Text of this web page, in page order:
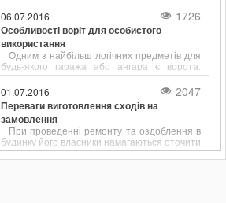
06.07.2016 1726
Особливості воріт для особистого
використання
Одним з найбільш логічних предметів для
будь-якого гаража або ангара є ворота.
Незважаючи на те, що вибір конструкцій цих
виробів досить обмежений, з кожним днем
покупцям стає все складніше визначитися зі
своєю покупкою.
01.07.2016 2047
Переваги виготовлення сходів на
замовлення
При проведенні ремонту та оздоблення в
будинку його власники намагаються оточити
себе якісними, зручними і функціональними